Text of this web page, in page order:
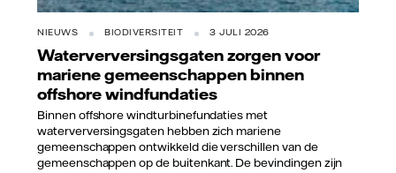
NIEUWS BIODIVERSITEIT 3 JULI 2026
Waterverversingsgaten zorgen voor
mariene gemeenschappen binnen
offshore windfundaties
Binnen offshore windturbinefundaties met
waterverversingsgaten hebben zich mariene
gemeenschappen ontwikkeld die verschillen van de
gemeenschappen op de buitenkant. De bevindingen zijn